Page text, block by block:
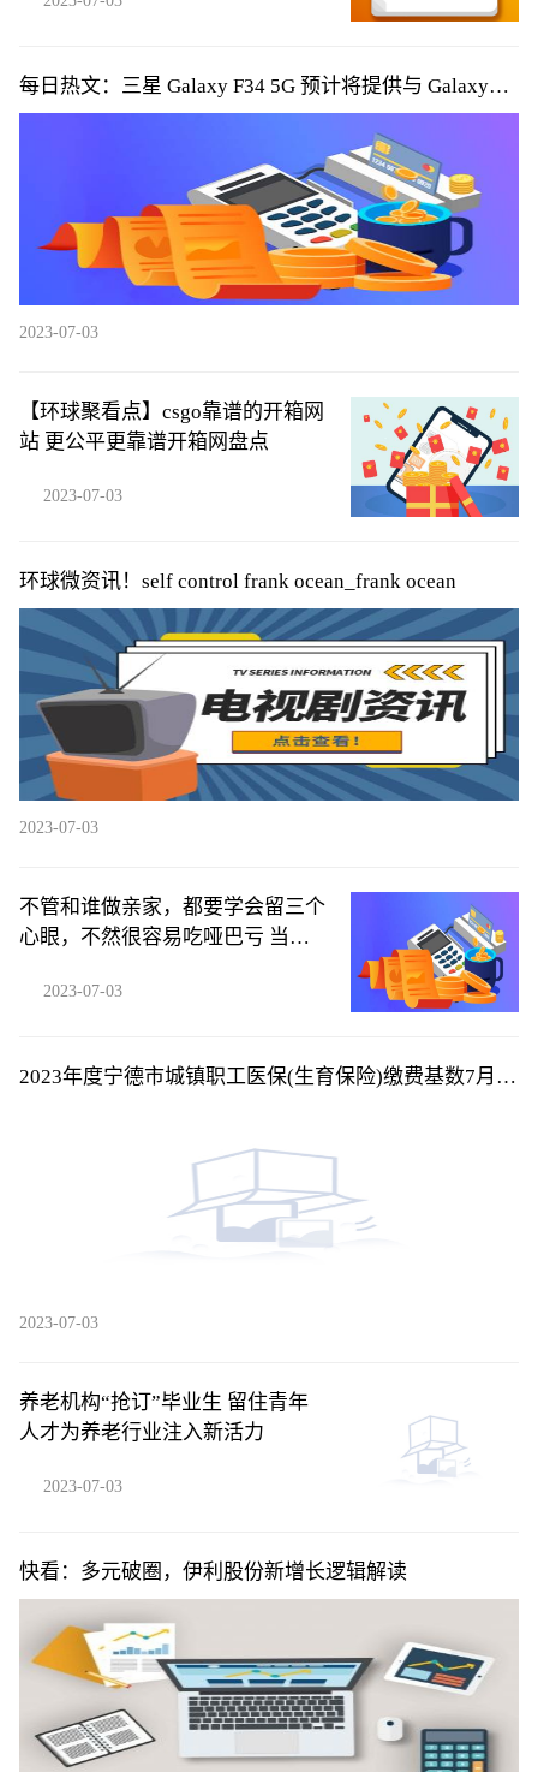
每日热文：三星 Galaxy F34 5G 预计将提供与 Galaxy
A34 5G 类似的规格
2023-07-03
【环球聚看点】csgo靠谱的开箱网
站 更公平更靠谱开箱网盘点
2023-07-03
环球微资讯！self control frank ocean_frank ocean
2023-07-03
不管和谁做亲家，都要学会留三个
心眼，不然很容易吃哑巴亏 当前
2023-07-03
2023年度宁德市城镇职工医保(生育保险)缴费基数7月起
2023-07-03
养老机构“抢订”毕业生 留住青年
人才为养老行业注入新活力
2023-07-03
快看：多元破圈，伊利股份新增长逻辑解读